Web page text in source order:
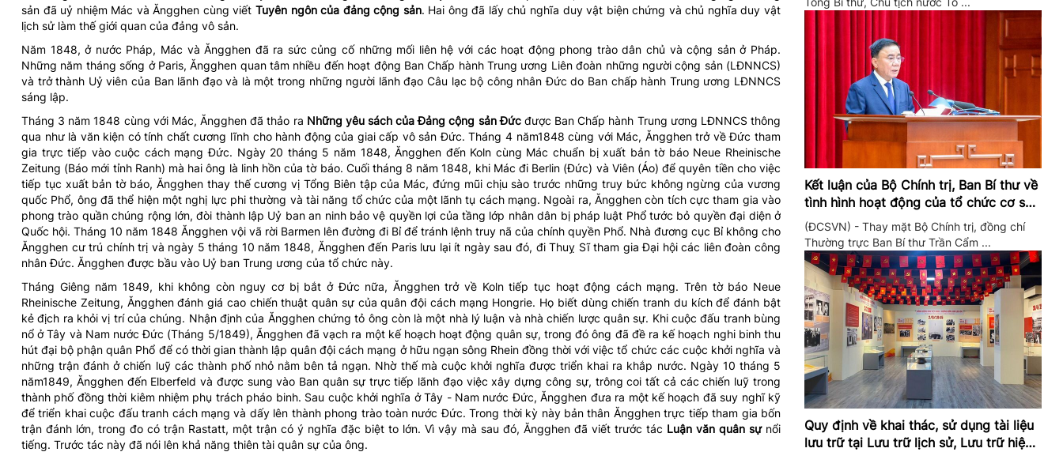
sản đã uỷ nhiệm Mác và Ăngghen cùng viết Tuyên ngôn của đảng cộng sản. Hai ông đã lấy chủ nghĩa duy vật biện chứng và chủ nghĩa duy vật
lịch sử làm thế giới quan của đảng vô sản.
Năm 1848, ở nước Pháp, Mác và Ăngghen đã ra sức củng cố những mối liên hệ với các hoạt động phong trào dân chủ và cộng sản ở Pháp.
Những năm tháng sống ở Paris, Ăngghen quan tâm nhiều đến hoạt động Ban Chấp hành Trung ương Liên đoàn những người cộng sản (LĐNNCS)
và trở thành Uỷ viên của Ban lãnh đạo và là một trong những người lãnh đạo Câu lạc bộ công nhân Đức do Ban chấp hành Trung ương LĐNNCS
sáng lập.
Tháng 3 năm 1848 cùng với Mác, Ăngghen đã thảo ra Những yêu sách của Đảng cộng sản Đứcđược Ban Chấp hành Trung ương LĐNNCS thông
qua như là văn kiện có tính chất cương lĩnh cho hành động của giai cấp vô sản Đức. Tháng 4 năm1848 cùng với Mác, Ăngghen trở về Đức tham
gia trực tiếp vào cuộc cách mạng Đức. Ngày 20 tháng 5 năm 1848, Ăngghen đến Koln cùng Mác chuẩn bị xuất bản tờ báo Neue Rheinische
Zeitung (Báo mới tỉnh Ranh) mà hai ông là linh hồn của tờ báo. Cuối tháng 8 năm 1848, khi Mác đi Berlin (Đức) và Viên (Áo) để quyên tiền cho việc
tiếp tục xuất bản tờ báo, Ăngghen thay thế cương vị Tổng Biên tập của Mác, đứng mũi chịu sào trước những truy bức không ngừng của vương
quốc Phổ, ông đã thể hiện một nghị lực phi thường và tài năng tổ chức của một lãnh tụ cách mạng. Ngoài ra, Ăngghen còn tích cực tham gia vào
phong trào quần chúng rộng lớn, đòi thành lập Uỷ ban an ninh bảo vệ quyền lợi của tầng lớp nhân dân bị pháp luật Phổ tước bỏ quyền đại diện ở
Quốc hội. Tháng 10 năm 1848 Ăngghen vội vã rời Barmen lên đường đi Bỉ để tránh lệnh truy nã của chính quyền Phổ. Nhà đương cục Bỉ không cho
Ăngghen cư trú chính trị và ngày 5 tháng 10 năm 1848, Ăngghen đến Paris lưu lại ít ngày sau đó, đi Thuỵ Sĩ tham gia Đại hội các liên đoàn công
nhân Đức. Ăngghen được bầu vào Uỷ ban Trung ương của tổ chức này.
Tháng Giêng năm 1849, khi không còn nguy cơ bị bắt ở Đức nữa, Ăngghen trở về Koln tiếp tục hoạt động cách mạng. Trên tờ báo Neue
Rheinische Zeitung, Ăngghen đánh giá cao chiến thuật quân sự của quân đội cách mạng Hongrie. Họ biết dùng chiến tranh du kích để đánh bật
kẻ địch ra khỏi vị trí của chúng. Nhận định của Ăngghen chứng tỏ ông còn là một nhà lý luận và nhà chiến lược quân sự. Khi cuộc đấu tranh bùng
nổ ở Tây và Nam nước Đức (Tháng 5/1849), Ăngghen đã vạch ra một kế hoạch hoạt động quân sự, trong đó ông đã đề ra kế hoạch nghi binh thu
hút đại bộ phận quân Phổ để có thời gian thành lập quân đội cách mạng ở hữu ngạn sông Rhein đồng thời với việc tổ chức các cuộc khởi nghĩa và
những trận đánh ở chiến luỹ các thành phố nhỏ nằm bên tả ngạn. Nhờ thế mà cuộc khởi nghĩa được triển khai ra khắp nước. Ngày 10 tháng 5
năm1849, Ăngghen đến Elberfeld và được sung vào Ban quân sự trực tiếp lãnh đạo việc xây dựng công sự, trông coi tất cả các chiến luỹ trong
thành phố đồng thời kiêm nhiệm phụ trách pháo binh. Sau cuộc khởi nghĩa ở Tây - Nam nước Đức, Ăngghen đưa ra một kế hoạch đã suy nghĩ kỹ
để triển khai cuộc đấu tranh cách mạng và dấy lên thành phong trào toàn nước Đức. Trong thời kỳ này bản thân Ăngghen trực tiếp tham gia bốn
trận đánh lớn, trong đo có trận Rastatt, một trận có ý nghĩa đặc biệt to lớn. Vì vậy mà sau đó, Ăngghen đã viết trước tác Luận văn quân sựnổi
tiếng. Trước tác này đã nói lên khả năng thiên tài quân sự của ông.
Kết luận của Bộ Chính trị, Ban Bí thư về
tình hình hoạt động của tổ chức cơ sở
đảng trong quý II/2026
(ĐCSVN) - Thay mặt Bộ Chính trị, đồng chí
Thường trực Ban Bí thư Trần Cẩm ...
Quy định về khai thác, sử dụng tài liệu
lưu trữ tại Lưu trữ lịch sử, Lưu trữ hiện